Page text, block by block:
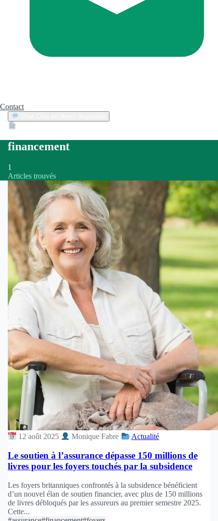
Contact
financement
1
Articles trouvés
12 août 2025 Monique Fabre Actualité
Le soutien à l’assurance dépasse 150 millions de
livres pour les foyers touchés par la subsidence
Les foyers britanniques confrontés à la subsidence bénéficient
d’un nouvel élan de soutien financier, avec plus de 150 millions
de livres débloqués par les assureurs au premier semestre 2025.
Cette...